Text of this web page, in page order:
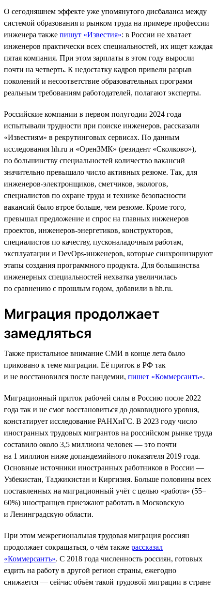
О сегодняшнем эффекте уже упомянутого дисбаланса между
системой образования и рынком труда на примере профессии
инженера также пишут «Известия»: в России не хватает
инженеров практически всех специальностей, их ищет каждая
пятая компания. При этом зарплаты в этом году выросли
почти на четверть. К недостатку кадров привели разрыв
поколений и несоответствие образовательных программ
реальным требованиям работодателей, полагают эксперты.
Российские компании в первом полугодии 2024 года
испытывали трудности при поиске инженеров, рассказали
«Известиям» в рекрутинговых сервисах. По данным
исследования hh.ru и «ОренЗМК» (резидент «Сколково»),
по большинству специальностей количество вакансий
значительно превышало число активных резюме. Так, для
инженеров-электронщиков, сметчиков, экологов,
специалистов по охране труда и технике безопасности
вакансий было втрое больше, чем резюме. Кроме того,
превышал предложение и спрос на главных инженеров
проектов, инженеров-энергетиков, конструкторов,
специалистов по качеству, пусконаладочным работам,
эксплуатации и DevOps-инженеров, которые синхронизируют
этапы создания программного продукта. Для большинства
инженерных специальностей нехватка увеличилась
по сравнению с прошлым годом, добавили в hh.ru.
Миграция продолжает
замедляться
Также пристальное внимание СМИ в конце лета было
приковано к теме миграции. Её приток в РФ так
и не восстановился после пандемии, пишет «Коммерсантъ».
Миграционный приток рабочей силы в Россию после 2022
года так и не смог восстановиться до доковидного уровня,
констатирует исследование РАНХиГС. В 2023 году число
иностранных трудовых мигрантов на российском рынке труда
составило около 3,5 миллиона человек — это почти
на 1 миллион ниже допандемийного показателя 2019 года.
Основные источники иностранных работников в России —
Узбекистан, Таджикистан и Киргизия. Больше половины всех
поставленных на миграционный учёт с целью «работа» (55–
60%) иностранцев приезжают работать в Московскую
и Ленинградскую области.
При этом межрегиональная трудовая миграция россиян
продолжает сокращаться, о чём также рассказал
«Коммерсантъ». С 2018 года численность россиян, готовых
ездить на работу в другой регион страны, ежегодно
снижается — сейчас объём такой трудовой миграции в стране